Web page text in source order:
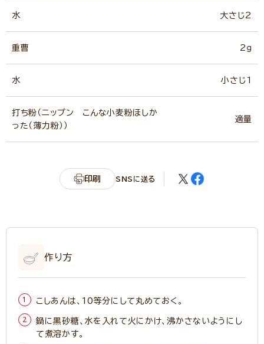
水 大さじ2
重曹 2ｇ
水 小さじ1
打ち粉（ニップン こんな小麦粉ほしか
った（薄力粉））
適量
印刷 SNSに送る
作り方
こしあんは、10等分にして丸めておく。
鍋に黒砂糖、水を入れて火にかけ、沸かさないようにし
て煮溶かす。